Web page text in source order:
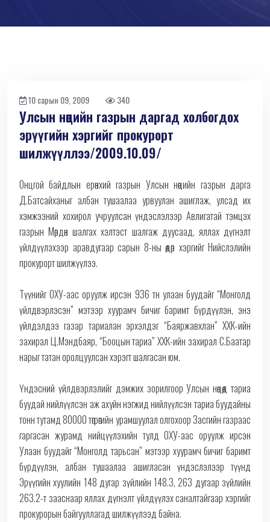
10 сарын 09, 2009 340
Улсын нөөцийн газрын даргад холбогдох
эрүүгийн хэргийг прокурорт
шилжүүллээ/2009.10.09/
Онцгой байдлын ерөнхий газрын Улсын нөөцийн газрын дарга
Д.Батсайханыг албан тушаалаа урвуулан ашиглаж, улсад их
хэмжээний хохирол учруулсан үндэслэлээр Авлигатай тэмцэх
газрын Мөрдөн шалгах хэлтэст шалгаж дуусаад, яллах дүгнэлт
үйлдүүлэхээр аравдугаар сарын 8-ны өдөр хэргийг Нийслэлийн
прокурорт шилжүүлээ.
Түүнийг ОХУ-аас оруулж ирсэн 936 тн улаан буудайг “Монголд
үйлдвэрлэсэн” мэтээр хуурамч бичиг баримт бүрдүүлэн, энэ
үйлдэлдээ газар тариалан эрхэлдэг “Баяржавхлан” ХХК-ийн
захирал Ц.Мэндбаяр, “Бооцын тариа” ХХК-ийн захирал С.Баатар
нарыг татан оролцуулсан хэрэгт шалгасан юм.
Үндэсний үйлдвэрлэлийг дэмжих зорилгоор Улсын нөөцөд тариа
буудай нийлүүлсэн аж ахуйн нэгжид нийлүүлсэн тариа буудайны
тонн тутамд 80000 төгрөгийн урамшуулал олгохоор Засгийн газраас
гаргасан журамд нийцүүлэхийн тулд ОХУ-аас оруулж ирсэн
Улаан буудайг “Монголд тарьсан” мэтээр хуурамч бичиг баримт
бүрдүүлэн, албан тушаалаа ашигласан үндэслэлээр түүнд
Эрүүгийн хуулийн 148 дугар зүйлийн 148.3, 263 дугаар зүйлийн
263.2-т зааснаар яллах дүгнэлт үйлдүүлэх саналтайгаар хэргийг
прокурорын байгууллагад шилжүүлээд байна.